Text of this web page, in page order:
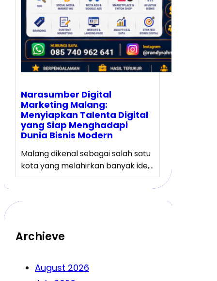
Narasumber Digital
Marketing Malang:
Menyiapkan Talenta Digital
yang Siap Menghadapi
Dunia Bisnis Modern
Malang dikenal sebagai salah satu
kota yang melahirkan banyak ide,…
Archieve
August 2026